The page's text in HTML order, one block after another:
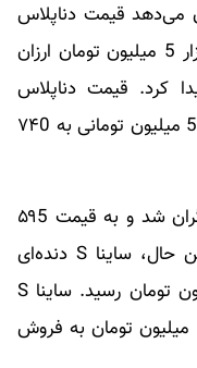
می‌دهد قیمت دناپلاس
اتوماتیک توربوآپشنال مدل ۱۴۰۲ در بازار 5 میلیون تومان ارزان
پیدا کرد. قیمت دناپلاس
دنده‌ای ساده مدل ۱۴۰۲ هم با کاهش 5 میلیون تومانی به ۷۴0
اما قیمت راناپلاس 5 میلیون تومان گران شد و به قیمت ۵۹5
میلیون تومان به فروش رفت. در عین حال، ساینا S دنده‌ای
بنزینی مدل ۱۴۰۲ به قیمت ۴۰5 میلیون تومان رسید. ساینا S
اتوماتیک مدل ۱۴۰۲ اما به قیمت ۴۷5 میلیون تومان به فروش